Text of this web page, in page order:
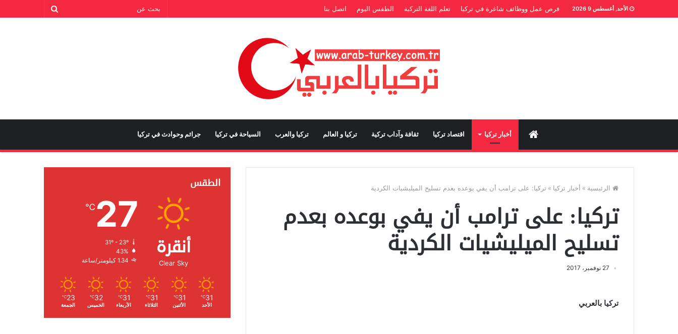
الأحد, أغسطس 9 2026 فرص عمل ووظائف شاغرة في تركيا تعلم اللغة التركية الطقس اليوم اتصل بنا
Home أخبار تركيا اقتصاد تركيا ثقافة وآداب تركية تركيا و العالم تركيا والعرب السياحة في تركيا جرائم وحوادث في تركيا
الرئيسية » أخبار تركيا » تركيا: على ترامب أن يفي بوعده بعدم تسليح الميليشيات الكردية
تركيا: على ترامب أن يفي بوعده بعدم
تسليح الميليشيات الكردية
27 نوفمبر، 2017
تركيا بالعربي
الطقس
أنقرة
Clear Sky
27
℃
31º - 23º
الرطوبة:
الرياح:
31
℃
الأحد
31
℃
الأثنين
31
℃
الثلاثاء
31
℃
الأربعاء
32
℃
الخميس
23
℃
الجمعة